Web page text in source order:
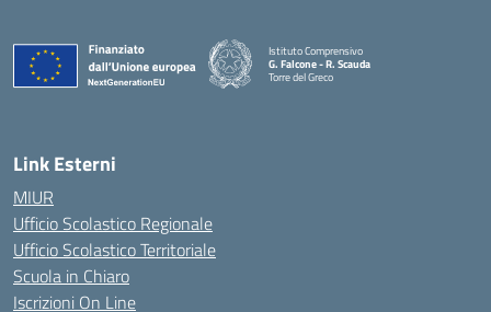
Istituto Comprensivo
G. Falcone - R. Scauda
Torre del Greco
Link Esterni
MIUR
Ufficio Scolastico Regionale
Ufficio Scolastico Territoriale
Scuola in Chiaro
Iscrizioni On Line